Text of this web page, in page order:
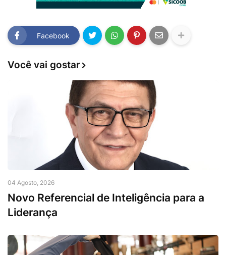
Facebook
Você vai gostar
04 Agosto, 2026
Novo Referencial de Inteligência para a
Liderança